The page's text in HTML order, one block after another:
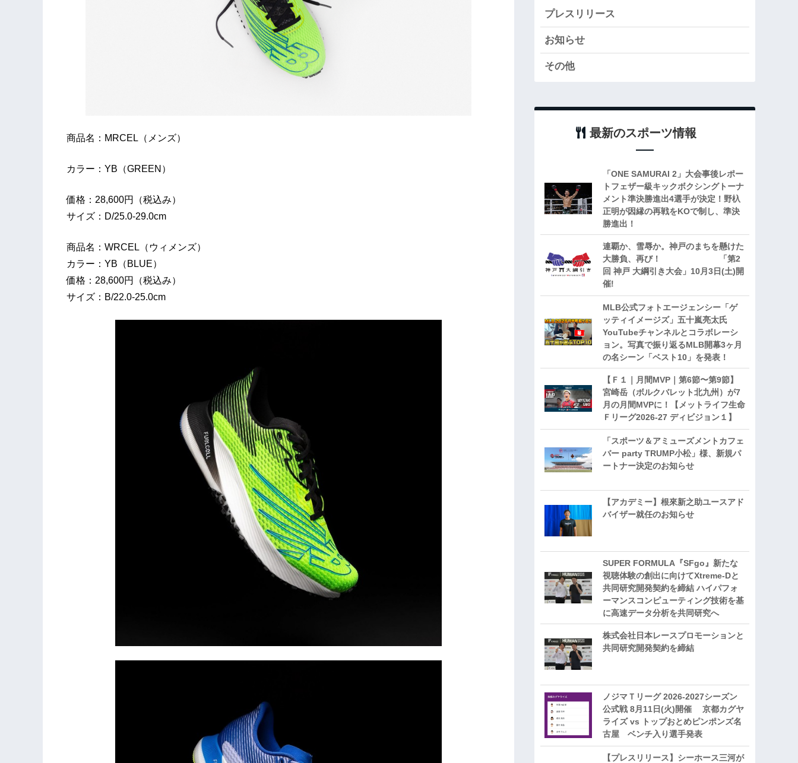
商品名：MRCEL（メンズ）
カラー：YB（GREEN）
価格：28,600円（税込み）
サイズ：D/25.0-29.0cm
商品名：WRCEL（ウィメンズ）
カラー：YB（BLUE）
価格：28,600円（税込み）
サイズ：B/22.0-25.0cm
プレスリリース
お知らせ
その他
最新のスポーツ情報
「ONE SAMURAI 2」大会事後レポー
トフェザー級キックボクシングトーナ
メント準決勝進出4選手が決定！野杁
正明が因縁の再戦をKOで制し、準決
勝進出！
連覇か、雪辱か。神戸のまちを懸けた
大勝負、再び！ 「第2
回 神戸 大綱引き大会」10月3日(土)開
催!
MLB公式フォトエージェンシー「ゲ
ッティイメージズ」五十嵐亮太氏
YouTubeチャンネルとコラボレーシ
ョン。写真で振り返るMLB開幕3ヶ月
の名シーン「ベスト10」を発表！
【Ｆ１｜月間MVP｜第6節〜第9節】
宮崎岳（ボルクバレット北九州）が7
月の月間MVPに！【メットライフ生命
Ｆリーグ2026-27 ディビジョン１】
「スポーツ＆アミューズメントカフェ
バー party TRUMP小松」様、新規パ
ートナー決定のお知らせ
【アカデミー】根來新之助ユースアド
バイザー就任のお知らせ
SUPER FORMULA『SFgo』新たな
視聴体験の創出に向けてXtreme-Dと
共同研究開発契約を締結 ハイパフォ
ーマンスコンピューティング技術を基
に⾼速データ分析を共同研究へ
株式会社日本レースプロモーションと
共同研究開発契約を締結
ノジマＴリーグ 2026-2027シーズン
公式戦 8月11日(火)開催 京都カグヤ
ライズ vs トップおとめピンポンズ名
古屋 ベンチ入り選手発表
【プレスリリース】シーホース三河が